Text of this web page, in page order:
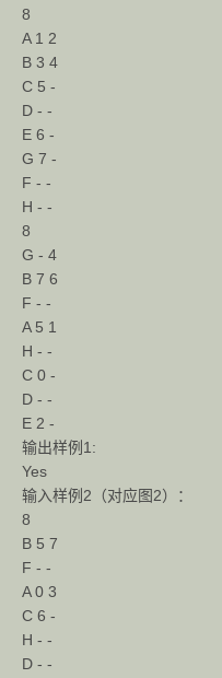
8
A 1 2
B 3 4
C 5 -
D - -
E 6 -
G 7 -
F - -
H - -
8
G - 4
B 7 6
F - -
A 5 1
H - -
C 0 -
D - -
E 2 -
输出样例1:
Yes
输入样例2（对应图2）：
8
B 5 7
F - -
A 0 3
C 6 -
H - -
D - -